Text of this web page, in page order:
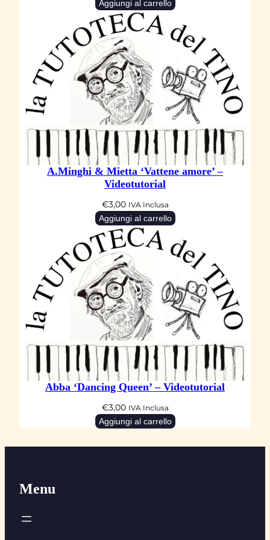
Aggiungi al carrello
A.Minghi & Mietta ‘Vattene amore’ –
Videotutorial
€3,00 IVA Inclusa
Aggiungi al carrello
Abba ‘Dancing Queen’ – Videotutorial
€3,00 IVA Inclusa
Aggiungi al carrello
Menu